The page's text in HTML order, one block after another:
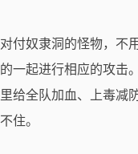
对付奴隶洞的怪物，不
的一起进行相应的攻击
里给全队加血、上毒减
不住。